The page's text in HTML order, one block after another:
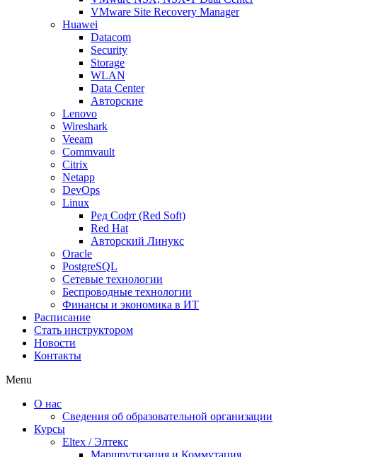
VMware Site Recovery Manager
Huawei
Datacom
Security
Storage
WLAN
Data Center
Авторские
Lenovo
Wireshark
Veeam
Commvault
Citrix
Netapp
DevOps
Linux
Ред Софт (Red Soft)
Red Hat
Авторский Линукс
Oracle
PostgreSQL
Сетевые технологии
Беспроводные технологии
Финансы и экономика в ИТ
Расписание
Стать инструктором
Новости
Контакты
Menu
О нас
Сведения об образовательной организации
Курсы
Eltex / Элтекс
Маршрутизация и Коммутация